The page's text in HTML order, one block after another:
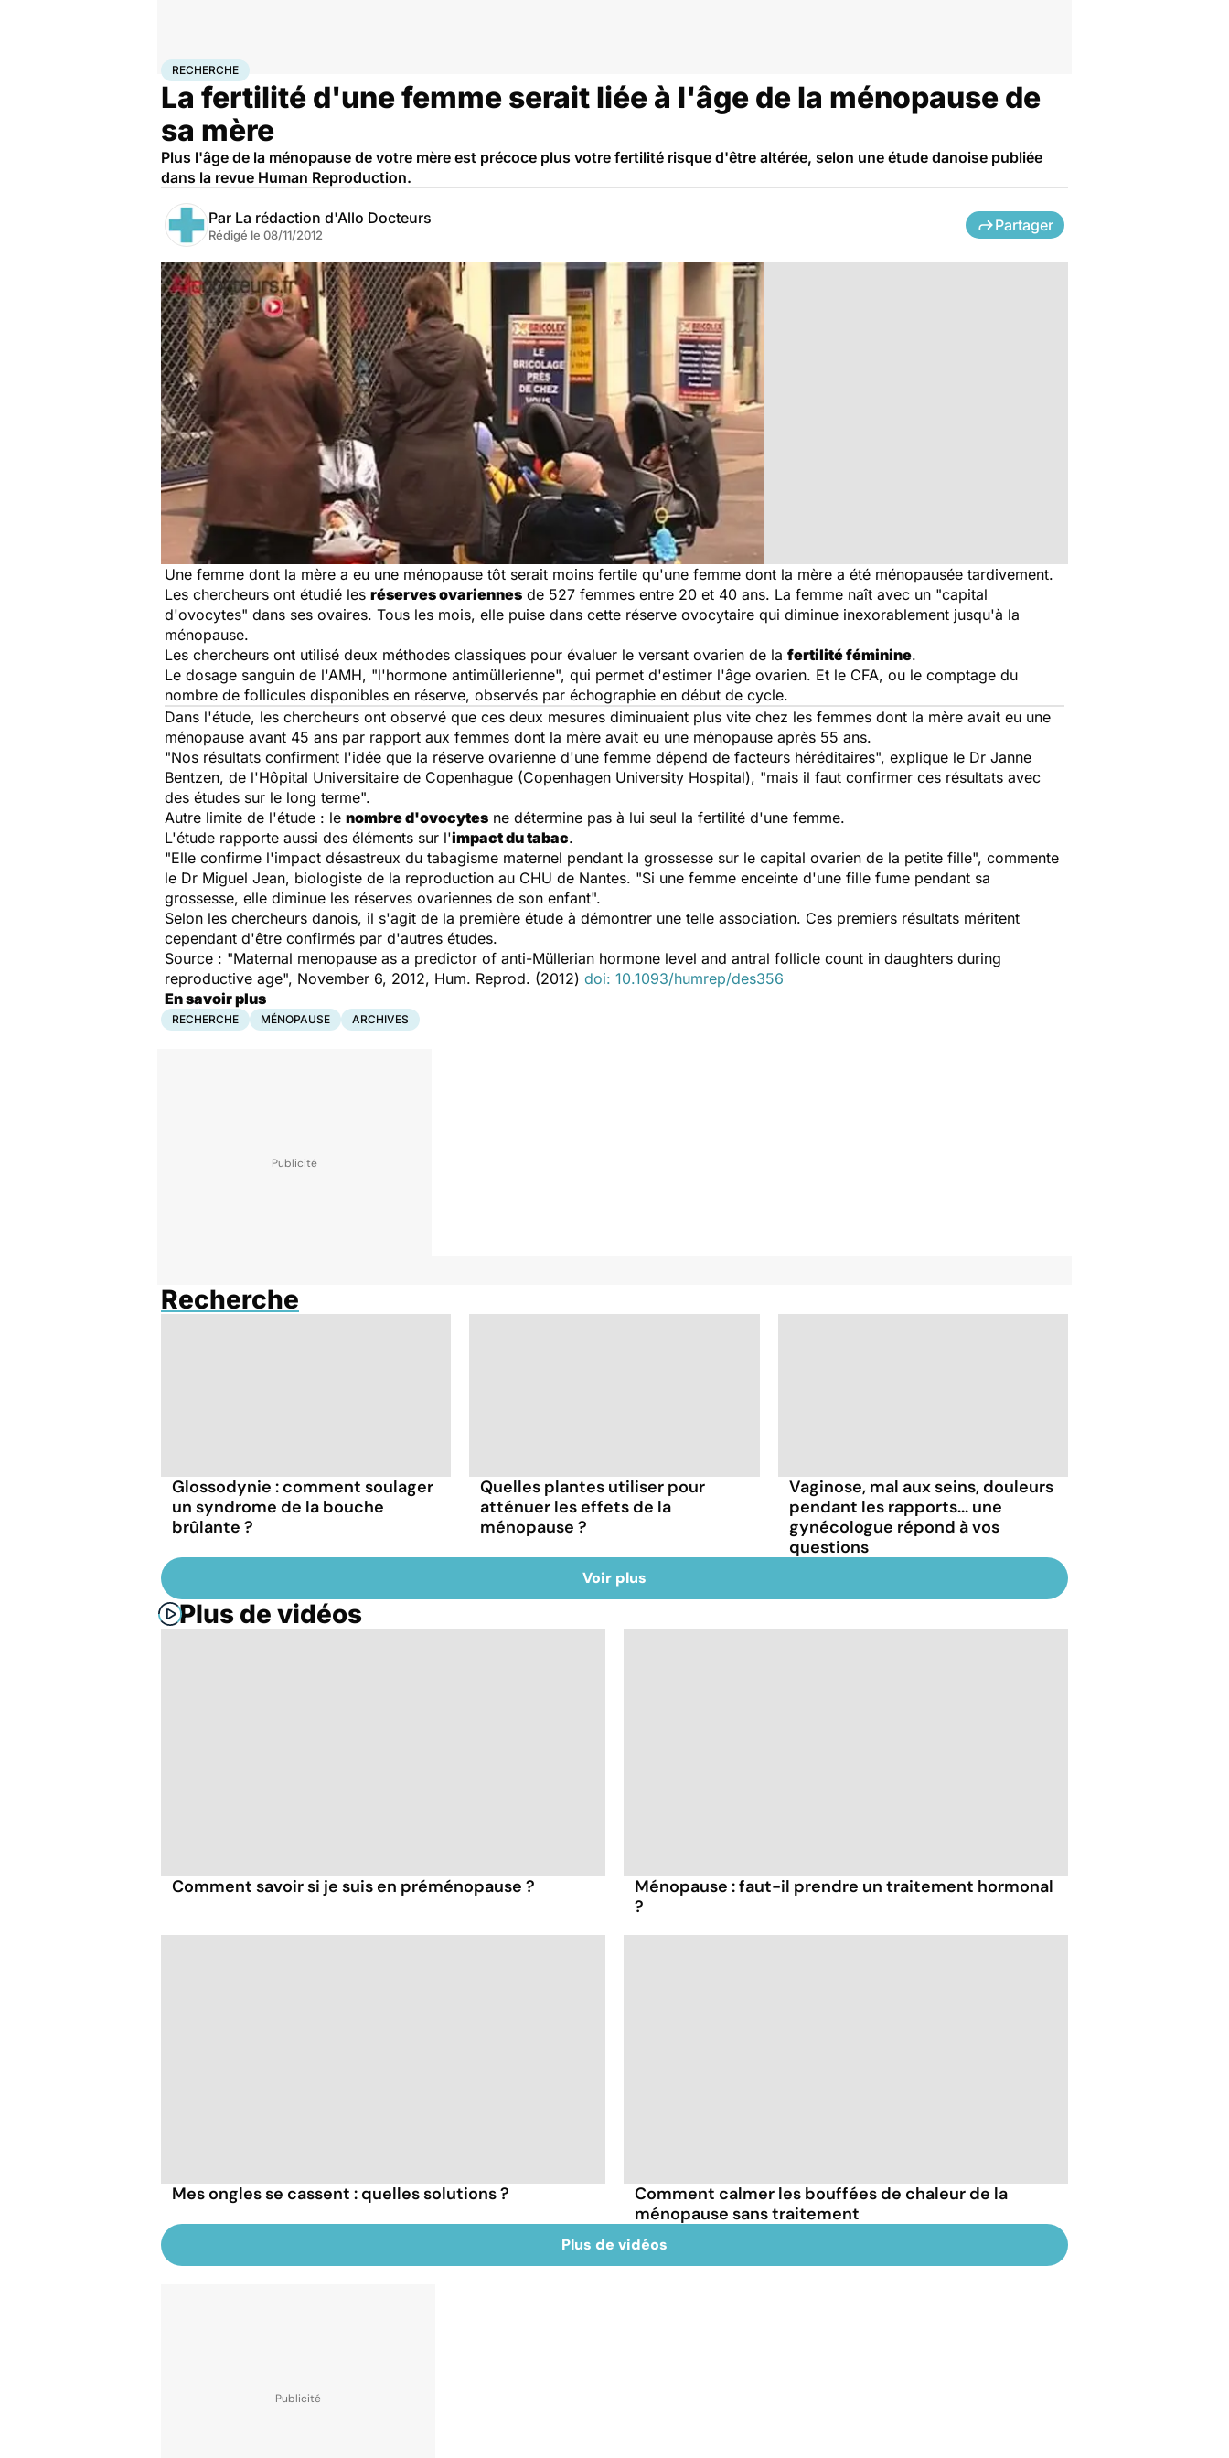
AccueilSantéMaladies
RECHERCHE
La fertilité d'une femme serait liée à l'âge de la ménopause de
sa mère
Plus l'âge de la ménopause de votre mère est précoce plus votre fertilité risque d'être altérée, selon une étude danoise publiée
dans la revue Human Reproduction.
Par La rédaction d'Allo Docteurs
Rédigé le 08/11/2012
Partager
Une femme dont la mère a eu une ménopause tôt serait moins fertile qu'une femme dont la mère a été ménopausée tardivement.
Les chercheurs ont étudié les réserves ovariennes de 527 femmes entre 20 et 40 ans. La femme naît avec un "capital
d'ovocytes" dans ses ovaires. Tous les mois, elle puise dans cette réserve ovocytaire qui diminue inexorablement jusqu'à la
ménopause.
Les chercheurs ont utilisé deux méthodes classiques pour évaluer le versant ovarien de la fertilité féminine.
Le dosage sanguin de l'AMH, "l'hormone antimüllerienne", qui permet d'estimer l'âge ovarien. Et le CFA, ou le comptage du
nombre de follicules disponibles en réserve, observés par échographie en début de cycle.
Dans l'étude, les chercheurs ont observé que ces deux mesures diminuaient plus vite chez les femmes dont la mère avait eu une
ménopause avant 45 ans par rapport aux femmes dont la mère avait eu une ménopause après 55 ans.
"Nos résultats confirment l'idée que la réserve ovarienne d'une femme dépend de facteurs héréditaires", explique le Dr Janne
Bentzen, de l'Hôpital Universitaire de Copenhague (Copenhagen University Hospital), "mais il faut confirmer ces résultats avec
des études sur le long terme".
Autre limite de l'étude : le nombre d'ovocytes ne détermine pas à lui seul la fertilité d'une femme.
L'étude rapporte aussi des éléments sur l'impact du tabac.
"Elle confirme l'impact désastreux du tabagisme maternel pendant la grossesse sur le capital ovarien de la petite fille", commente
le Dr Miguel Jean, biologiste de la reproduction au CHU de Nantes. "Si une femme enceinte d'une fille fume pendant sa
grossesse, elle diminue les réserves ovariennes de son enfant".
Selon les chercheurs danois, il s'agit de la première étude à démontrer une telle association. Ces premiers résultats méritent
cependant d'être confirmés par d'autres études.
Source : "Maternal menopause as a predictor of anti-Müllerian hormone level and antral follicle count in daughters during
reproductive age", November 6, 2012, Hum. Reprod. (2012) doi: 10.1093/humrep/des356
En savoir plus
RECHERCHE MÉNOPAUSE ARCHIVES
Recherche
Glossodynie : comment soulager
un syndrome de la bouche
brûlante ?
Quelles plantes utiliser pour
atténuer les effets de la
ménopause ?
Vaginose, mal aux seins, douleurs
pendant les rapports... une
gynécologue répond à vos
questions
Voir plus
Plus de vidéos
Comment savoir si je suis en préménopause ?
Ménopause : faut-il prendre un traitement hormonal
?
Mes ongles se cassent : quelles solutions ?
Comment calmer les bouffées de chaleur de la
ménopause sans traitement
Plus de vidéos